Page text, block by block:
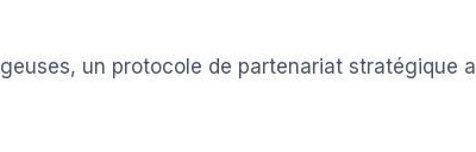
un protocole de partenariat stratégique a